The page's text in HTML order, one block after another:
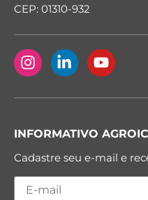
CEP: 01310-932
INFORMATIVO
Cadastre seu e-mail e